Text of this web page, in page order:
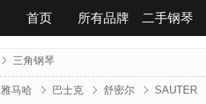
首页 所有品牌 二手钢琴
联系我们
三角钢琴
雅马哈 巴士克 舒密尔
SAUTER